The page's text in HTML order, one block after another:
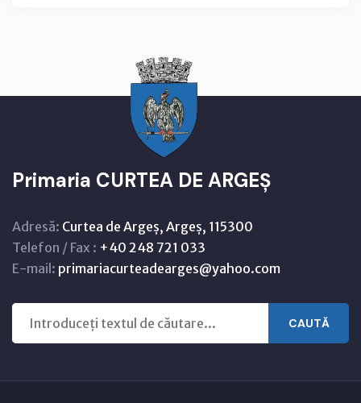
Primaria CURTEA DE ARGEȘ
Adresă: Curtea de Argeș, Argeș, 115300
Telefon / Fax : +40 248 721 033
E-mail: primariacurteadearges@yahoo.com
CAUTĂ